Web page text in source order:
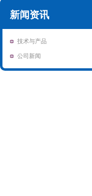
新闻资讯
技术与产品
公司新闻